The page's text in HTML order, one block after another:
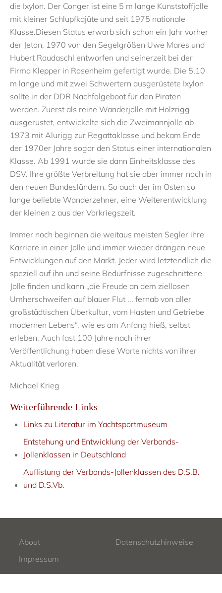
die Ixylon. Der Conger ist eine 5 m lange Kunststoffjolle
mit kleiner Schlupfkajüte und seit 1975 nationale
Klasse.Diesen Status erwarb sich schon ein Jahr vorher
der Jeton, 1970 von den Segelgrößen Uwe Mares und
Hubert Raudaschl entworfen und seinerzeit bei der
Firma Klepper in Rosenheim gefertigt wurde. Die 5,10
m lange und mit zwei Schwertern ausgerüstete Ixylon
sollte in der DDR Nachfolgeboot für den Piraten
werden. Zuerst als reine Wanderjolle mit Holzrigg
ausgerüstet, entwickelte sich die Zweimannjolle ab
1973 mit Alurigg zur Regattaklasse und bekam Ende
der 1970er Jahre sogar den Status einer internationalen
Klasse. Ab 1991 wurde sie dann Einheitsklasse des
DSV. Ihre größte Verbreitung hat sie aber immer noch in
den neuen Bundesländern. So auch der im Osten so
lange beliebte Wanderzehner, eine Weiterentwicklung
der kleinen z aus der Vorkriegszeit.
Immer noch beginnen die weitaus meisten Segler ihre
Karriere in einer Jolle und immer wieder drängen neue
Entwicklungen auf den Markt. Jeder wird letztendlich die
speziell auf ihn und seine Bedürfnisse zugeschnittene
Jolle finden und kann „die Freude an dem ziellosen
Umherschweifen auf blauer Flut ...fernab von aller
großstädtischen Überkultur, vom Hasten und Getriebe
modernen Lebens“, wie es am Anfang hieß, selbst
erleben. Auch fast 100 Jahre nach ihrer
Veröffentlichung haben diese Worte nichts von ihrer
Aktualität verloren.
Michael Krieg
Weiterführende Links
Links zu Literatur im Yachtsportmuseum
Entstehung und Entwicklung der Verbands-
Jollenklassen in Deutschland
Auflistung der Verbands-Jollenklassen des D.S.B.
und D.S.Vb.
About
Datenschutzhinweise
Impressum